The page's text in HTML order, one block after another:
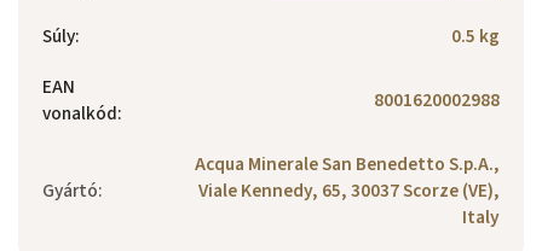
Súly:
0.5 kg
EAN
vonalkód: 8001620002988
Gyártó:
Acqua Minerale San Benedetto S.p.A.,
Viale Kennedy, 65, 30037 Scorze (VE),
Italy